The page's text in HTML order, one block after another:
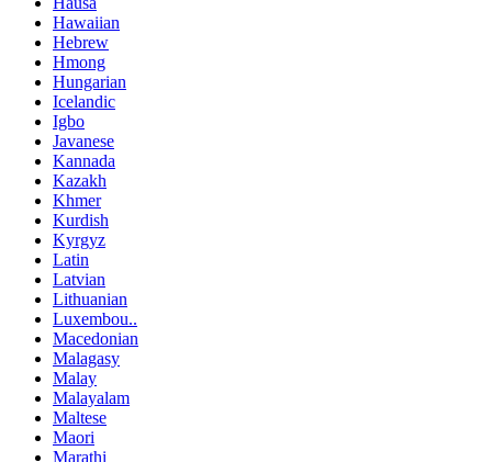
Hawaiian
Hebrew
Hmong
Hungarian
Icelandic
Igbo
Javanese
Kannada
Kazakh
Khmer
Kurdish
Kyrgyz
Latin
Latvian
Lithuanian
Luxembou..
Macedonian
Malagasy
Malay
Malayalam
Maltese
Maori
Marathi